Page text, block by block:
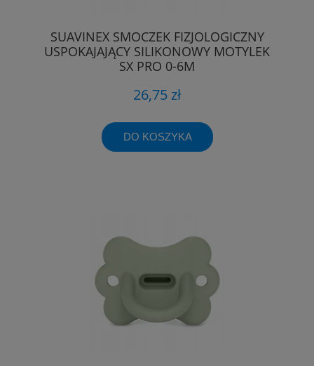
SUAVINEX SMOCZEK FIZJOLOGICZNY
USPOKAJAJĄCY SILIKONOWY MOTYLEK
SX PRO 0-6M
26,75 zł
DO KOSZYKA